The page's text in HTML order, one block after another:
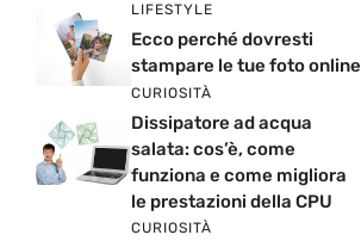
LIFESTYLE
Ecco perché dovresti
stampare le tue foto online
CURIOSITÀ
Dissipatore ad acqua
salata: cos’è, come
funziona e come migliora
le prestazioni della CPU
CURIOSITÀ